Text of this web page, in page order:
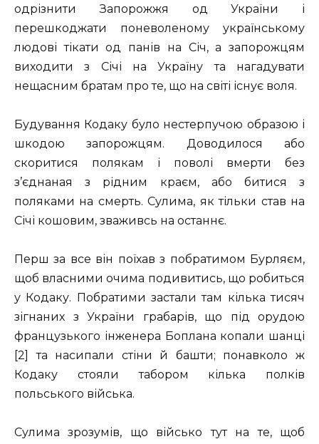
одрізнити Запорожжя од України і
перешкоджати поневоленому українському
людові тікати од панів на Січ, а запорожцям
виходити з Січі на Україну та нагадувати
нещасним братам про те, що на світі існує воля.
Будування Кодаку було нестерпучою образою і
шкодою запорожцям. Доводилося або
скоритися полякам і поволі вмерти без
з’єднаная з рідним краєм, або битися з
поляками на смерть. Сулима, як тільки став на
Січі кошовим, зваживсь на останнє.
Перш за все він поїхав з побратимом Бурляєм,
щоб власними очима подивитись, що робиться
у Кодаку. Побратими застали там кілька тисяч
зігнаних з України грабарів, що під орудою
французького інженера Боплана копали шанці
[2] та насипали стіни й башти; понавколо ж
Кодаку стояли табором кілька полків
польського війська.
Сулима зрозумів, що військо тут на те, щоб